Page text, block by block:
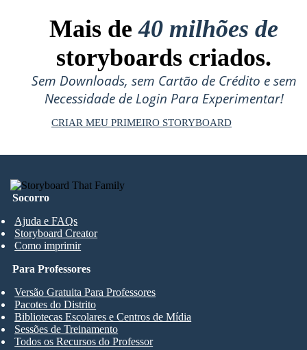
Mais de40 milhões de
storyboards criados.
Sem Downloads, sem Cartão de Crédito e sem
Necessidade de Login Para Experimentar!
CRIAR MEU PRIMEIRO STORYBOARD
Socorro
Ajuda e FAQs
Storyboard Creator
Como imprimir
Para Professores
Versão Gratuita Para Professores
Pacotes do Distrito
Bibliotecas Escolares e Centros de Mídia
Sessões de Treinamento
Todos os Recursos do Professor